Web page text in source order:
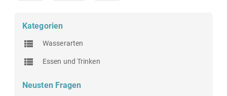
Kategorien
Wasserarten
Essen und Trinken
Neusten Fragen